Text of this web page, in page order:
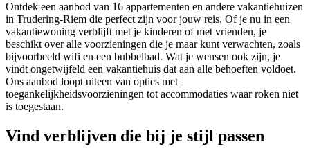
Ontdek een aanbod van 16 appartementen en andere vakantiehuizen
in Trudering-Riem die perfect zijn voor jouw reis. Of je nu in een
vakantiewoning verblijft met je kinderen of met vrienden, je
beschikt over alle voorzieningen die je maar kunt verwachten, zoals
bijvoorbeeld wifi en een bubbelbad. Wat je wensen ook zijn, je
vindt ongetwijfeld een vakantiehuis dat aan alle behoeften voldoet.
Ons aanbod loopt uiteen van opties met
toegankelijkheidsvoorzieningen tot accommodaties waar roken niet
is toegestaan.
Vind verblijven die bij je stijl passen